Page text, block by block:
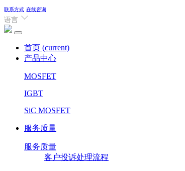
联系方式 在线咨询
语言
首页 (current)
产品中心
MOSFET
IGBT
SiC MOSFET
服务质量
服务质量
客户投诉处理流程